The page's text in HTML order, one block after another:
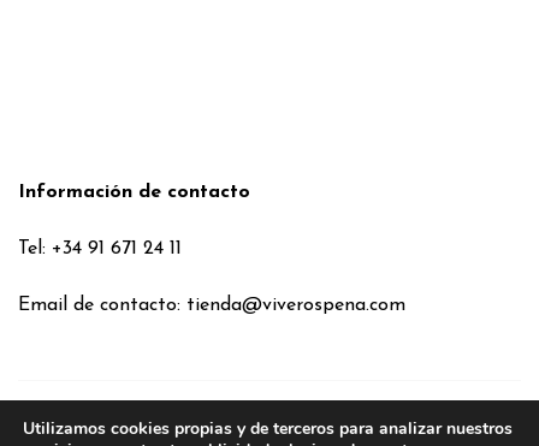
Información de contacto
Tel: +34 91 671 24 11
Email de contacto: tienda@viverospena.com
Condiciones generales
Utilizamos cookies propias y de terceros para analizar nuestros